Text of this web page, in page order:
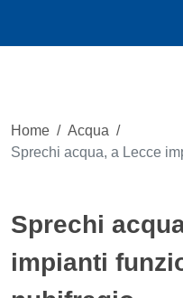
Home / Acqua /
Sprechi acqua, a Lecce
Sprechi
impianti